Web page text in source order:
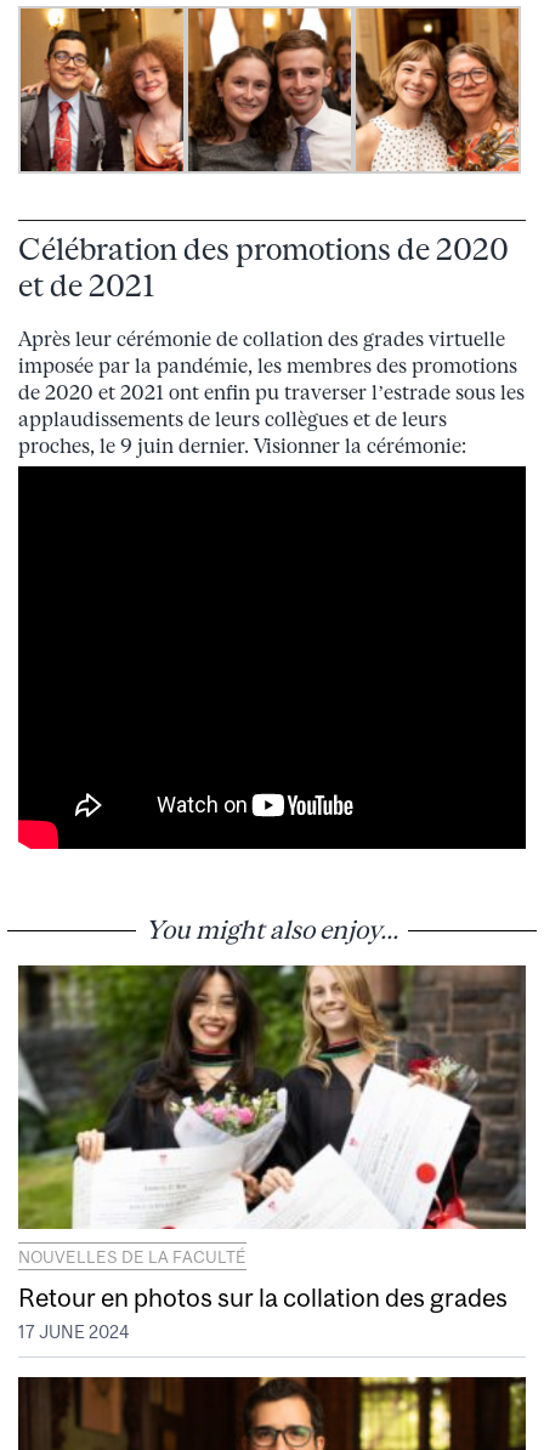
Célébration des promotions de 2020
et de 2021
Après leur cérémonie de collation des grades virtuelle
imposée par la pandémie, les membres des promotions
de 2020 et 2021 ont enfin pu traverser l’estrade sous les
applaudissements de leurs collègues et de leurs
proches, le 9 juin dernier. Visionner la cérémonie:
You might also enjoy...
NOUVELLES DE LA FACULTÉ
Retour en photos sur la collation des grades
17 JUNE 2024